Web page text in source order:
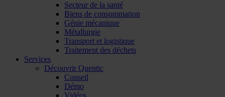
Secteur de la santé
Biens de consommation
Génie mécanique
Métallurgie
Transport et logistique
Traitement des déchets
Services
Découvrir Quentic
Conseil
Démo
Vidéos